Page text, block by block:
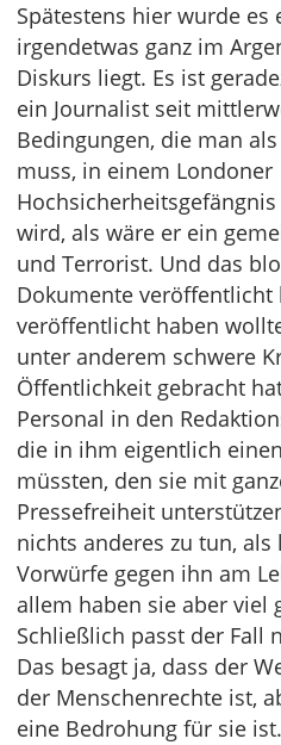
Spätestens hier wurde es
irgendetwas ganz im
Diskurs liegt. Es ist
ein Journalist seit
Bedingungen, die man
muss, in einem Londoner
wird, als wäre er ein
und Terrorist. Und das
Dokumente veröffentlicht
veröffentlicht haben
unter anderem schwere
Öffentlichkeit gebracht
Personal in den
die in ihm eigentlich
müssten, den sie mit
Pressefreiheit
nichts anderes zu tun,
Vorwürfe gegen ihn am
allem haben sie aber viel
Schließlich passt der Fall
Das besagt ja, dass der
der Menschenrechte ist,
eine Bedrohung für sie ist.